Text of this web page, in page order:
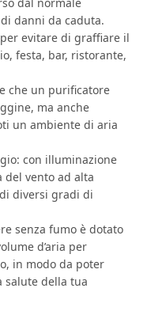
danni da caduta.
evitare di graffiare il
festa, bar, ristorante,
che un purificatore
ma anche
un ambiente di aria
con illuminazione
del vento ad alta
diversi gradi di
senza fumo è dotato
d’aria per
in modo da poter
salute della tua